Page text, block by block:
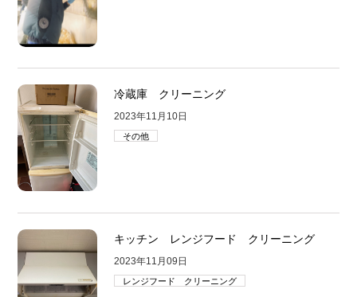
冷蔵庫 クリーニング
2023年11月10日
その他
キッチン レンジフード クリーニング
2023年11月09日
レンジフード クリーニング